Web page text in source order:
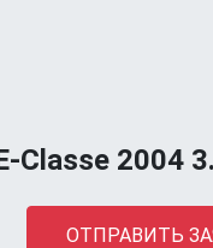
Сlasse 2004
ОТПРАВИТЬ